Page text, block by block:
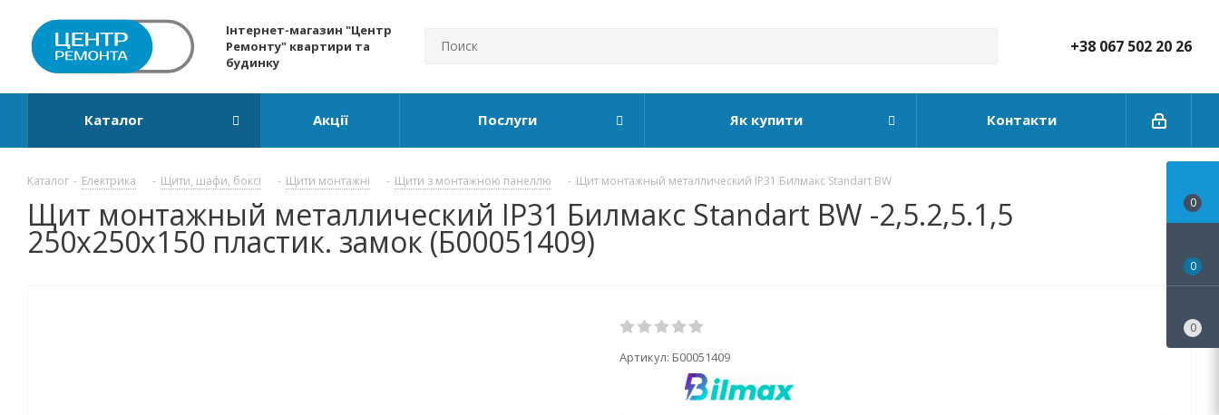
Інтернет-магазин "Центр
Ремонту" квартири та
будинку
+38 067 502 20 26
Каталог Акції Послуги Як купити Контакти
Каталог - Електрика - Щити, шафи, боксі - Щити монтажні - Щити з монтажною панеллю - Щит монтажный металлический IP31 Билмакс Standart BW
Щит монтажный металлический IP31 Билмакс Standart BW -2,5.2,5.1,5
250x250x150 пластик. замок (Б00051409)
Артикул: Б00051409
0
0
0